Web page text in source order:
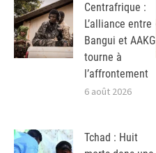
Centrafrique :
L’alliance entre
Bangui et AAKG
tourne à
l’affrontement
6 août 2026
Tchad : Huit